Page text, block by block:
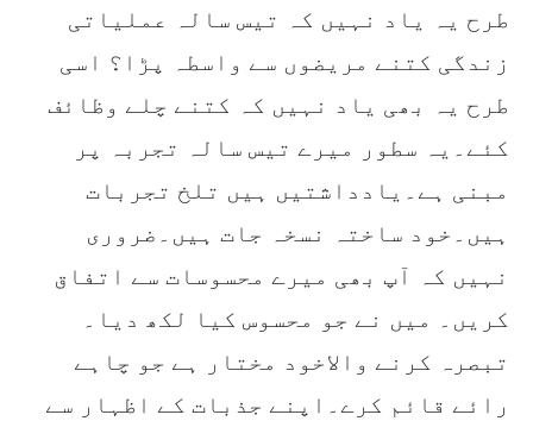
طرح یہ یاد نہیں کہ تیس سالہ عملیاتی
زندگی کتنے مریضوں سے واسطہ پڑا؟ اسی
طرح یہ بھی یاد نہیں کہ کتنے چلے وظائف
کئے۔یہ سطور میرے تیس سالہ تجربہ پر
مبنی ہے۔یادداشتیں ہیں تلخ تجربات
ہیں۔خود ساختہ نسخہ جات ہیں۔ضروری
نہیں کہ آپ بھی میرے محسوسات سے اتفاق
کریں۔ میں نے جو محسوس کیا لکھ دیا۔
تبصرہ کرنے والاخود مختار ہے جو چاہے
رائے قائم کرے۔اپنے جذبات کے اظہار سے